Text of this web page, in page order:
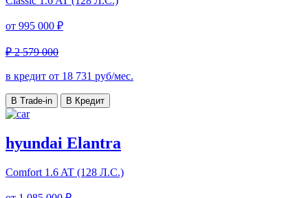
от 995 000 ₽
₽ 2 579 000
в кредит от 18 731 руб/мес.
В Trade-in В Кредит
hyundai Elantra
Comfort 1.6 AT (128 Л.С.)